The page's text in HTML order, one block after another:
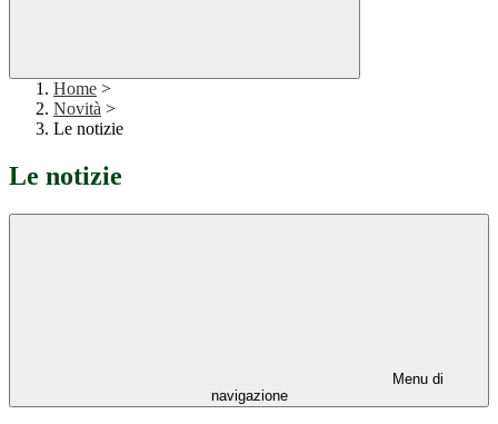
Home >
Novità >
Le notizie
Le notizie
Menu di
navigazione